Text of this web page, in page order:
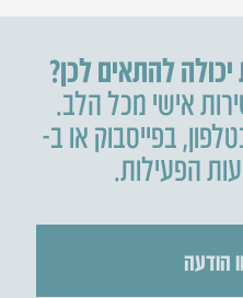
להתאים לכן?
אישי מכל הלב.
,בפייסבוק או ב-
הודעה